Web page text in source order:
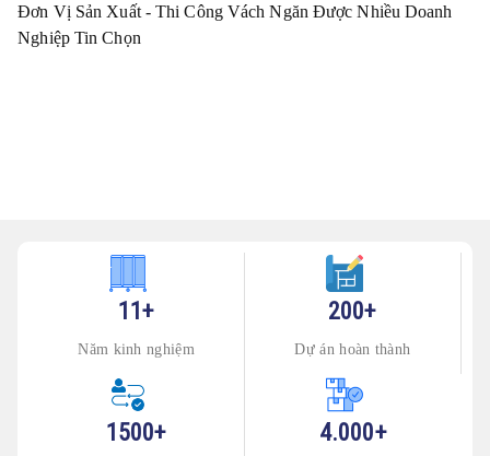
Đơn Vị Sản Xuất - Thi Công Vách Ngăn Được Nhiều Doanh
Nghiệp Tin Chọn
11+
Năm kinh nghiệm
200+
Dự án hoàn thành
1500+ 4.000+